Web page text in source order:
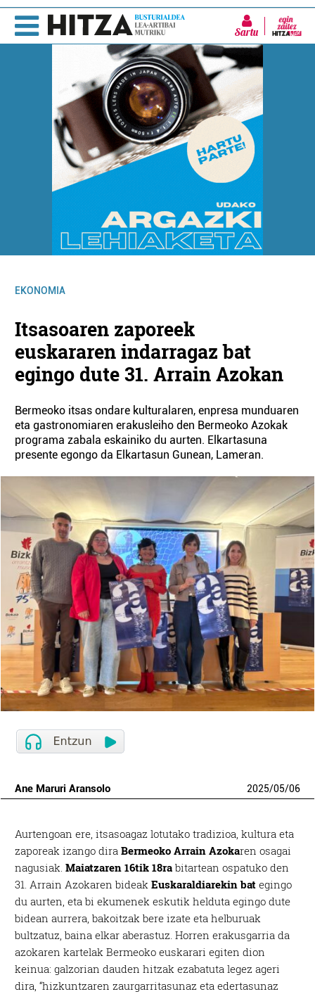
Sartu
EKONOMIA
Itsasoaren zaporeek
euskararen indarragaz bat
egingo dute 31. Arrain Azokan
Bermeoko itsas ondare kulturalaren, enpresa munduaren
eta gastronomiaren erakusleiho den Bermeoko Azokak
programa zabala eskainiko du aurten. Elkartasuna
presente egongo da Elkartasun Gunean, Lameran.
Ane Maruri Aransolo 2025/05/06
Aurtengoan ere, itsasoagaz lotutako tradizioa, kultura eta
zaporeak izango dira Bermeoko Arrain Azokaren osagai
nagusiak. Maiatzaren 16tik 18ra bitartean ospatuko den
31. Arrain Azokaren bideakEuskaraldiarekin bat egingo
du aurten, eta bi ekumenek eskutik helduta egingo dute
bidean aurrera, bakoitzak bere izate eta helburuak
bultzatuz, baina elkar aberastuz. Horren erakusgarria da
azokaren kartelak Bermeoko euskarari egiten dion
keinua: galzorian dauden hitzak ezabatuta legez ageri
dira, “hizkuntzaren zaurgarritasunaz eta edertasunaz